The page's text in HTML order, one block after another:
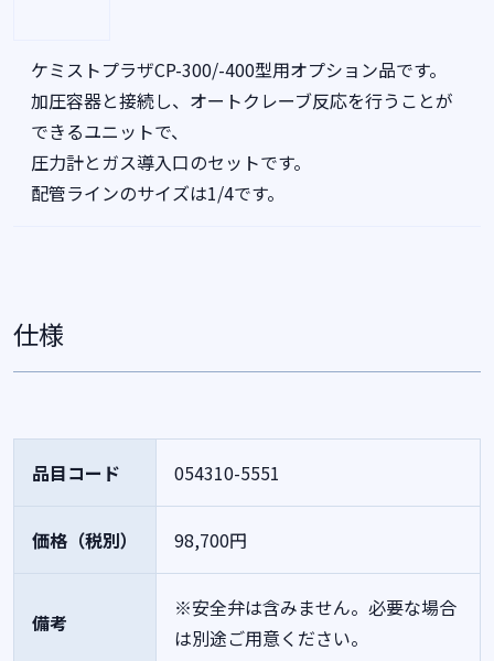
ケミストプラザCP-300/-400型用オプション品です。
加圧容器と接続し、オートクレーブ反応を行うことが
できるユニットで、
圧力計とガス導入口のセットです。
配管ラインのサイズは1/4です。
仕様
品目コード 054310-5551
価格（税別） 98,700円
備考
※安全弁は含みません。必要な場合
は別途ご用意ください。